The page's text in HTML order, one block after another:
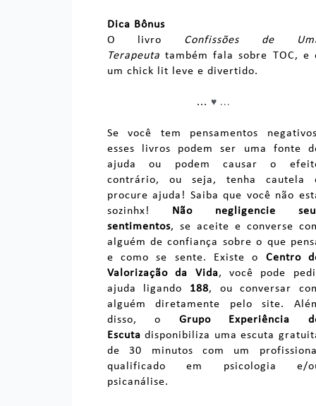
Dica Bônus
O livro Confissões de
Terapeuta também fala sobre TOC, e
um chick lit leve e divertido.
...♥ ...
Se você tem pensamentos
esses livros podem ser uma fonte
ajuda ou podem causar o
contrário, ou seja, tenha cautela
procure ajuda! Saiba que você não
sozinhx! Não negligencie
sentimentos, se aceite e converse
alguém de confiança sobre o que
e como se sente. Existe o Centro
Valorização da Vida, você pode
ajuda ligando 188, ou conversar
alguém diretamente pelo site.
disso, o Grupo Experiência
Escuta disponibiliza uma escuta
de 30 minutos com um
qualificado em psicologia e/
psicanálise.